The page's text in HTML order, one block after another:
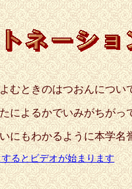
むときのはつおんについ
によるかでいみがちがっ
にもわかるように本学
るとビデオが始まります